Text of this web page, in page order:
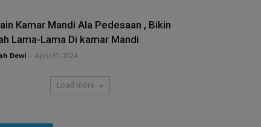
Kamar Mandi Ala Pedesaan , Bikin
Lama-Lama Di kamar Mandi
Dewi April 30, 2024
Load more